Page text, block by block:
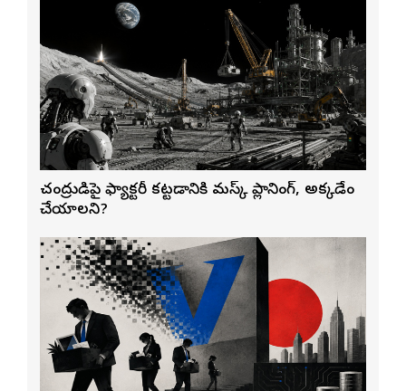
చంద్రుడిపై ఫ్యాక్టరీ కట్టడానికి మస్క్ ప్లానింగ్, అక్కడేం
చేయాలని?